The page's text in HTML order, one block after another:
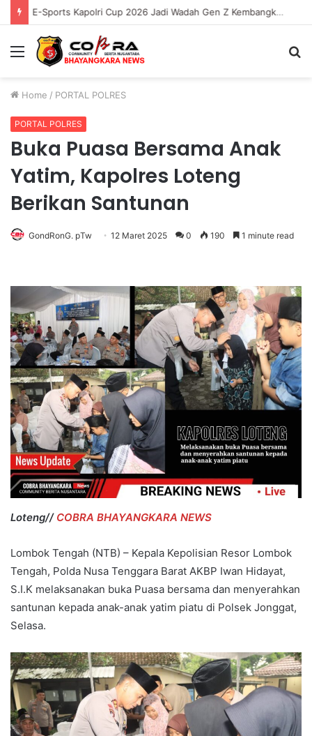
E-Sports Kapolri Cup 2026 Jadi Wadah Gen Z Kembangkan Potensi di Ekosistem Digital
Menu
Home / PORTAL POLRES
PORTAL POLRES
Buka Puasa Bersama Anak
Yatim, Kapolres Loteng
Berikan Santunan
GondRonG. pTw 12 Maret 2025 0 190 1 minute read
Loteng// COBRA BHAYANGKARA NEWS
Lombok Tengah (NTB) – Kepala Kepolisian Resor Lombok
Tengah, Polda Nusa Tenggara Barat AKBP Iwan Hidayat,
S.I.K melaksanakan buka Puasa bersama dan menyerahkan
santunan kepada anak-anak yatim piatu di Polsek Jonggat,
Selasa.